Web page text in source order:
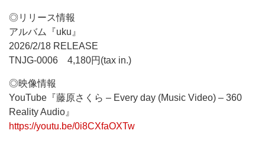
◎リリース情報
アルバム『uku』
2026/2/18 RELEASE
TNJG-0006 4,180円(tax in.)
◎映像情報
YouTube『藤原さくら – Every day (Music Video) – 360
Reality Audio』
https://youtu.be/0i8CXfaOXTw